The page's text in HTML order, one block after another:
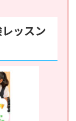
レッスン